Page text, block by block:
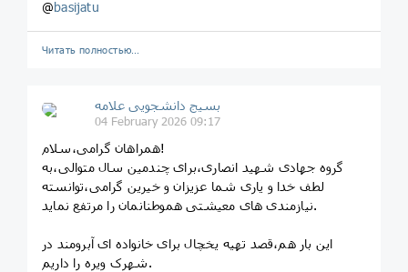
@basijatu
Читать полностью…
بسیج دانشجویی علامه
04 February 2026 09:17
همراهان گرامی،سلام!
گروه جهادی شهید انصاری،برای چندمین سال متوالی،به
لطف خدا و یاری شما عزیزان و خیرین گرامی،توانسته
نیازمندی های معیشتی هموطنانمان را مرتفع نماید.
این بار هم،قصد تهیه یخچال برای خانواده ای آبرومند در
شهرک ویره را داریم.